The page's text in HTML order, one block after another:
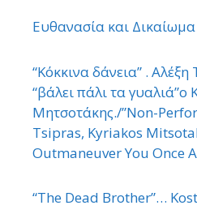
Ευθανασία και
“Κόκκινα δάνεια” .
“βάλει πάλι τα γυαλιά”ο
Μητσοτάκης./”Non-
Tsipras, Kyriakos
Outmaneuver You Once
“The Dead Brother”…